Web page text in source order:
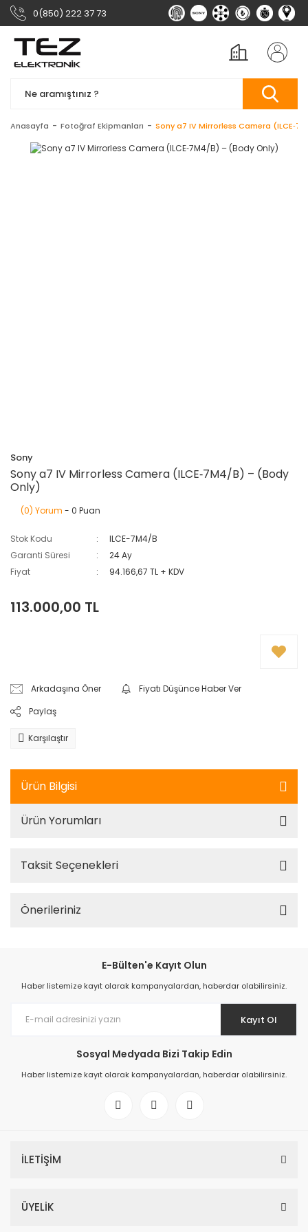
0(850) 222 37 73
Anasayfa Fotoğraf Ekipmanları Sony a7 IV Mirrorless Camera
Sony
Sony a7 IV Mirrorless Camera (ILCE‑7M4/B) – (Body
Only)
(0) Yorum - 0 Puan
Stok Kodu
ILCE-7M4/B
Garanti Süresi
24 Ay
Fiyat
94.166,67 TL + KDV
113.000,00 TL
Arkadaşına Öner
Fiyatı Düşünce Haber Ver
Paylaş
Karşılaştır
Ürün Bilgisi
Ürün Yorumları
Taksit Seçenekleri
Önerileriniz
E-Bülten'e Kayıt Olun
Haber listemize kayıt olarak kampanyalardan, haberdar olabilirsiniz.
Kayıt Ol
Sosyal Medyada Bizi Takip Edin
Haber listemize kayıt olarak kampanyalardan, haberdar olabilirsiniz.
İLETİŞİM
ÜYELİK